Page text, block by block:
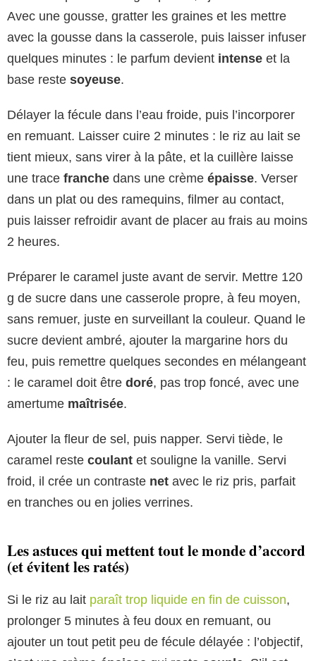
Avec une gousse, gratter les graines et les mettre
avec la gousse dans la casserole, puis laisser infuser
quelques minutes : le parfum devient intense et la
base reste soyeuse.
Délayer la fécule dans l’eau froide, puis l’incorporer
en remuant. Laisser cuire 2 minutes : le riz au lait se
tient mieux, sans virer à la pâte, et la cuillère laisse
une trace franche dans une crème épaisse. Verser
dans un plat ou des ramequins, filmer au contact,
puis laisser refroidir avant de placer au frais au moins
2 heures.
Préparer le caramel juste avant de servir. Mettre 120
g de sucre dans une casserole propre, à feu moyen,
sans remuer, juste en surveillant la couleur. Quand le
sucre devient ambré, ajouter la margarine hors du
feu, puis remettre quelques secondes en mélangeant
: le caramel doit être doré, pas trop foncé, avec une
amertume maîtrisée.
Ajouter la fleur de sel, puis napper. Servi tiède, le
caramel reste coulant et souligne la vanille. Servi
froid, il crée un contraste net avec le riz pris, parfait
en tranches ou en jolies verrines.
Les astuces qui mettent tout le monde d’accord
(et évitent les ratés)
Si le riz au lait paraît trop liquide en fin de cuisson,
prolonger 5 minutes à feu doux en remuant, ou
ajouter un tout petit peu de fécule délayée : l’objectif,